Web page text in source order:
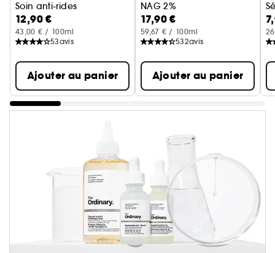
Soin anti-rides
12,90 €
43,00 € / 100ml
53avis
Ajouter au panier
NAG 2%
Sérum Apaisant Anti-
17,90 €
59,67 € / 100ml
532avis
Ajouter au panier